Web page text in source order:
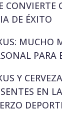
CONVIERTE
DE ÉXITO
MUCHO
PARA
Y
EN